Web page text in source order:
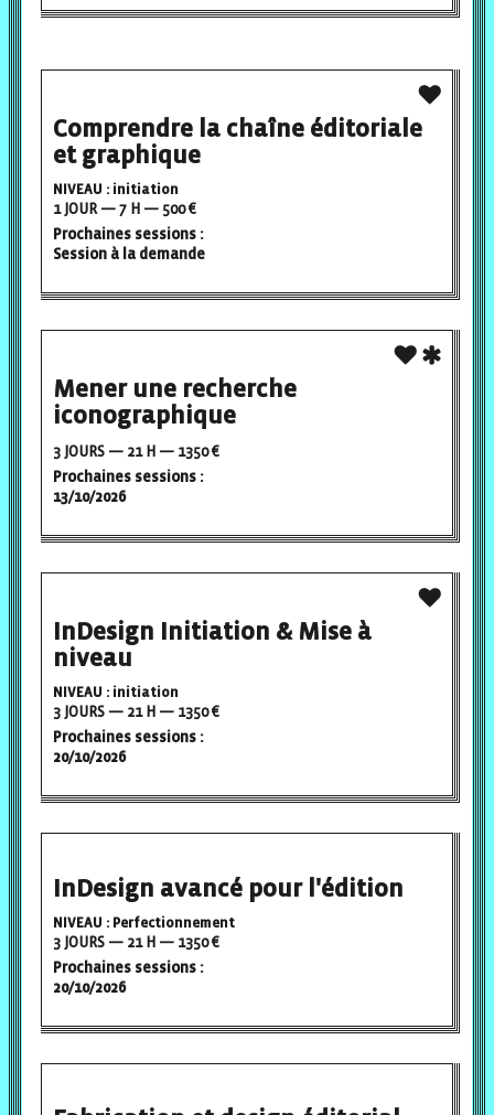
Comprendre la chaîne éditoriale
et graphique
NIVEAU : initiation
1 JOUR — 7 H — 500 €
Prochaines sessions :
Session à la demande
Mener une recherche
iconographique
3 JOURS — 21 H — 1350 €
Prochaines sessions :
13/10/2026
InDesign Initiation & Mise à
niveau
NIVEAU : initiation
3 JOURS — 21 H — 1350 €
Prochaines sessions :
20/10/2026
InDesign avancé pour l'édition
NIVEAU : Perfectionnement
3 JOURS — 21 H — 1350 €
Prochaines sessions :
20/10/2026